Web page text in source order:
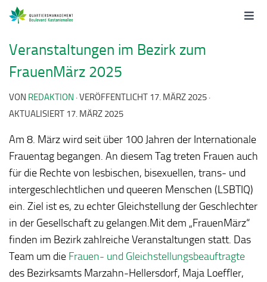
Veranstaltungen im Bezirk zum
FrauenMärz 2025
VON REDAKTION · VERÖFFENTLICHT 17. MÄRZ 2025 ·
AKTUALISIERT 17. MÄRZ 2025
Am 8. März wird seit über 100 Jahren der Internationale
Frauentag begangen. An diesem Tag treten Frauen auch
für die Rechte von lesbischen, bisexuellen, trans- und
intergeschlechtlichen und queeren Menschen (LSBTIQ)
ein. Ziel ist es, zu echter Gleichstellung der Geschlechter
in der Gesellschaft zu gelangen.Mit dem „FrauenMärz“
finden im Bezirk zahlreiche Veranstaltungen statt. Das
Team um die Frauen- und Gleichstellungsbeauftragte
des Bezirksamts Marzahn-Hellersdorf, Maja Loeffler,